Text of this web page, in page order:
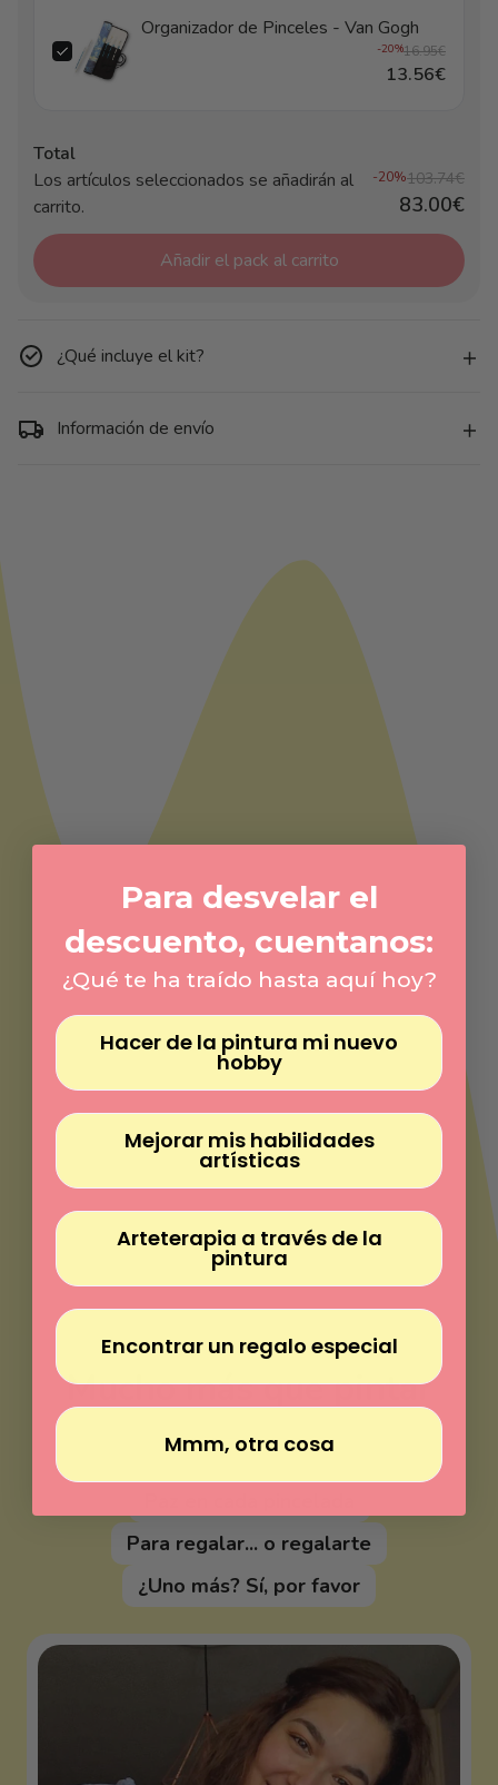
Organizador de Pinceles - Van Gogh
-20%16.95€
13.56€
Total
Los artículos seleccionados se añadirán al
carrito.
-20%103.74€
83.00€
Añadir el pack al carrito
¿Qué incluye el kit?
Información de envío
Mucho más que pintar
Pinta sin experiencia
Para regalar... o regalarte
¿Uno más? Sí, por favor
Para desvelar el
descuento, cuentanos:
¿Qué te ha traído hasta aquí hoy?
Hacer de la pintura mi nuevo
hobby
Mejorar mis habilidades
artísticas
Arteterapia a través de la
pintura
Encontrar un regalo especial
Mmm, otra cosa